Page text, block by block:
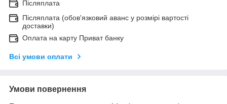
Післяплата
Післяплата (обов'язковий аванс у розмірі вартості
доставки)
Оплата на карту Приват банку
Всі умови оплати
Умови повернення